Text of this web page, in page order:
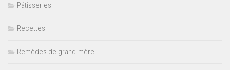
Pâtisseries
Recettes
Remèdes de grand-mère